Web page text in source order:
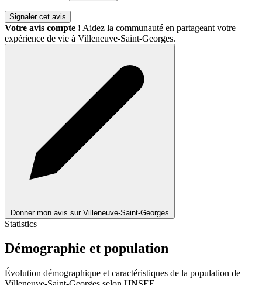
Signaler cet avis
Votre avis compte ! Aidez la communauté en partageant votre
expérience de vie à Villeneuve-Saint-Georges.
Donner mon avis sur Villeneuve-Saint-Georges
Statistics
Démographie et population
Évolution démographique et caractéristiques de la population de